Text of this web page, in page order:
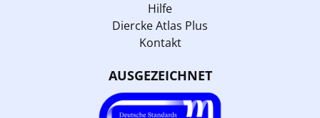
Hilfe
Diercke Atlas Plus
Kontakt
AUSGEZEICHNET